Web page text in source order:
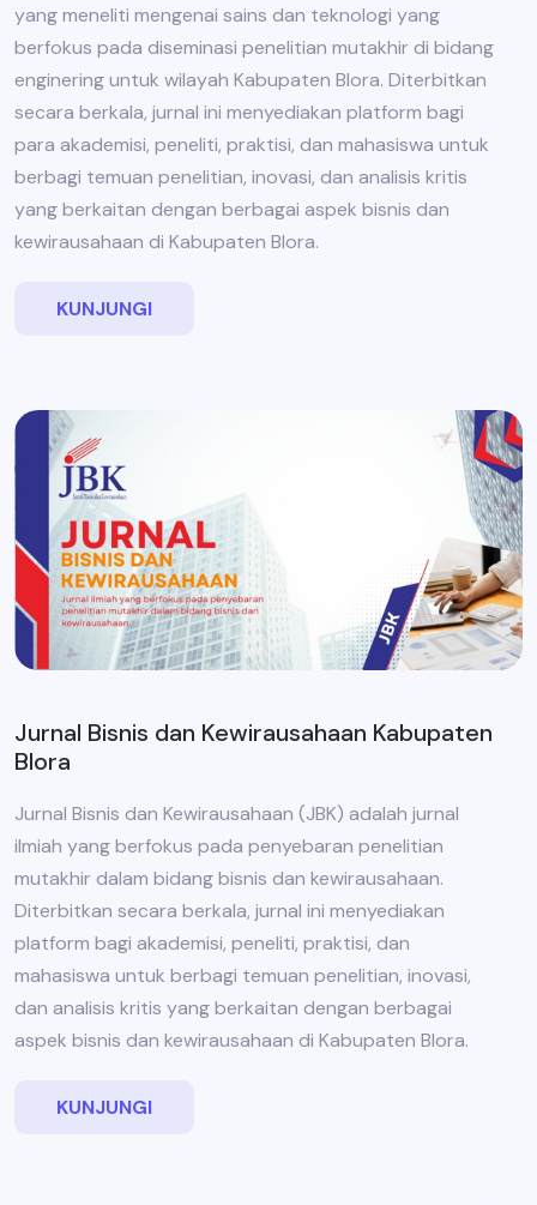
yang meneliti mengenai sains dan teknologi yang
berfokus pada diseminasi penelitian mutakhir di bidang
enginering untuk wilayah Kabupaten Blora. Diterbitkan
secara berkala, jurnal ini menyediakan platform bagi
para akademisi, peneliti, praktisi, dan mahasiswa untuk
berbagi temuan penelitian, inovasi, dan analisis kritis
yang berkaitan dengan berbagai aspek bisnis dan
kewirausahaan di Kabupaten Blora.
KUNJUNGI
Jurnal Bisnis dan Kewirausahaan Kabupaten
Blora
Jurnal Bisnis dan Kewirausahaan (JBK) adalah jurnal
ilmiah yang berfokus pada penyebaran penelitian
mutakhir dalam bidang bisnis dan kewirausahaan.
Diterbitkan secara berkala, jurnal ini menyediakan
platform bagi akademisi, peneliti, praktisi, dan
mahasiswa untuk berbagi temuan penelitian, inovasi,
dan analisis kritis yang berkaitan dengan berbagai
aspek bisnis dan kewirausahaan di Kabupaten Blora.
KUNJUNGI